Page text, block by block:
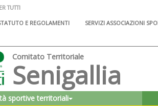
TUTTI
E REGOLAMENTI SERVIZI ASSOCIAZIONI
Comitato Territoriale
Senigallia
sportive territoriali